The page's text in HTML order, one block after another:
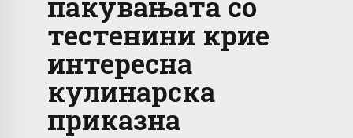
тестенини крие
интересна
кулинарска
приказна